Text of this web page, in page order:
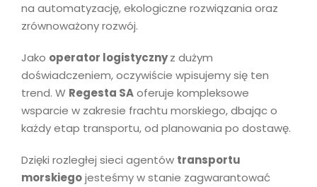
na automatyzację, ekologiczne rozwiązania oraz
zrównoważony rozwój.
Jako operator logistycznyz dużym
doświadczeniem, oczywiście wpisujemy się ten
trend. W Regesta SAoferuje kompleksowe
wsparcie w zakresie frachtu morskiego, dbając o
każdy etap transportu, od planowania po dostawę.
Dzięki rozległej sieci agentów transportu
morskiegojesteśmy w stanie zagwarantować